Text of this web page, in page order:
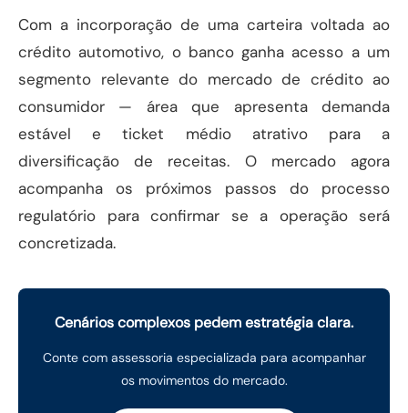
Com a incorporação de uma carteira voltada ao
crédito automotivo, o banco ganha acesso a um
segmento relevante do mercado de crédito ao
consumidor — área que apresenta demanda
estável e ticket médio atrativo para a
diversificação de receitas. O mercado agora
acompanha os próximos passos do processo
regulatório para confirmar se a operação será
concretizada.
Cenários complexos pedem estratégia clara.
Conte com assessoria especializada para acompanhar
os movimentos do mercado.